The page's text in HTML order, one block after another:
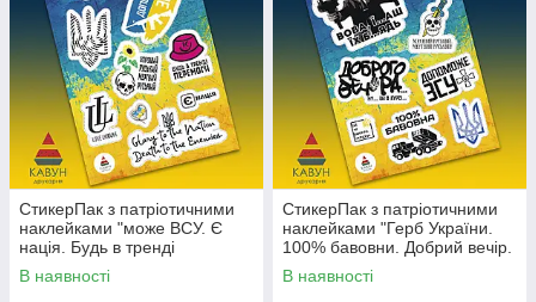
СтикерПак з патріотичними
наклейками "може ВСУ. Є
нація. Будь в тренді
перемоги. Love Ukraine"
В наявності
СтикерПак з патріотичними
наклейками "Герб України.
100% бавовни. Добрий вечір.
Допоможе ВСУ. Мертвий
російський".
В наявності